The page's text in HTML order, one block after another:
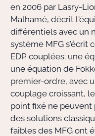
en 2006 par Lasry-
Malhamé, décrit
différentiels avec un
système MFG s'écrit
EDP couplées: une
une équation de
premier-ordre, avec
couplage croissant,
point fixé ne
des solutions
faibles des MFG ont